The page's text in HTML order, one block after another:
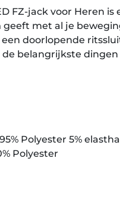
FZ-jack voor Heren is
geeft met al je
doorlopende
belangrijkste
Polyester 5%
Polyester